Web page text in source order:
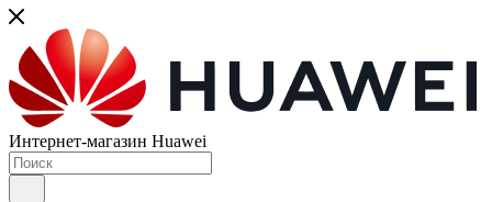
Интернет-магазин Huawei